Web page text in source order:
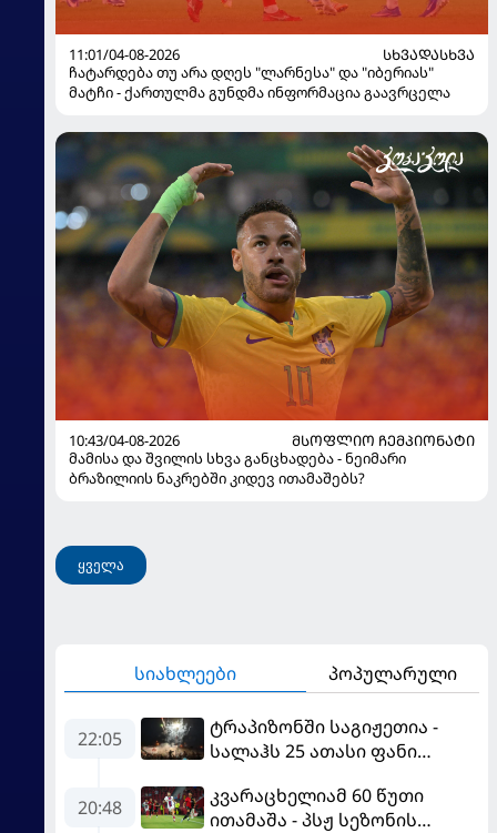
11:01/04-08-2026
ᲡᲮᲕᲐᲓᲐᲡᲮᲕᲐ
ჩატარდება თუ არა დღეს "ლარნესა" და "იბერიას"
მატჩი - ქართულმა გუნდმა ინფორმაცია გაავრცელა
10:43/04-08-2026
ᲛᲡᲝᲤᲚᲘᲝ ᲩᲔᲛᲞᲘᲝᲜᲐᲢᲘ
მამისა და შვილის სხვა განცხადება - ნეიმარი
ბრაზილიის ნაკრებში კიდევ ითამაშებს?
ყველა
სიახლეები პოპულარული
22:05
ტრაპიზონში საგიჟეთია -
სალაჰს 25 ათასი ფანი
20:48
კვარაცხელიამ 60 წუთი
ითამაშა - პსჟ სეზონის